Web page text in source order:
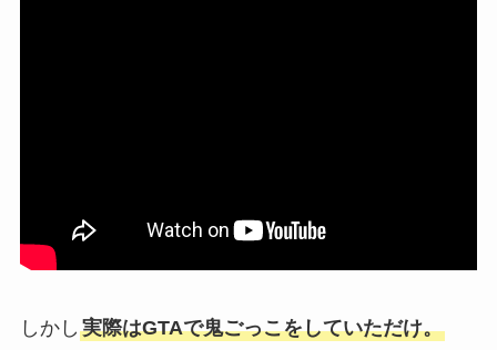
しかし 実際はGTAで鬼ごっこをしていただけ。